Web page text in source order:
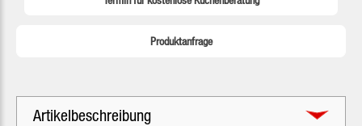
Produktanfrage
Artikelbeschreibung